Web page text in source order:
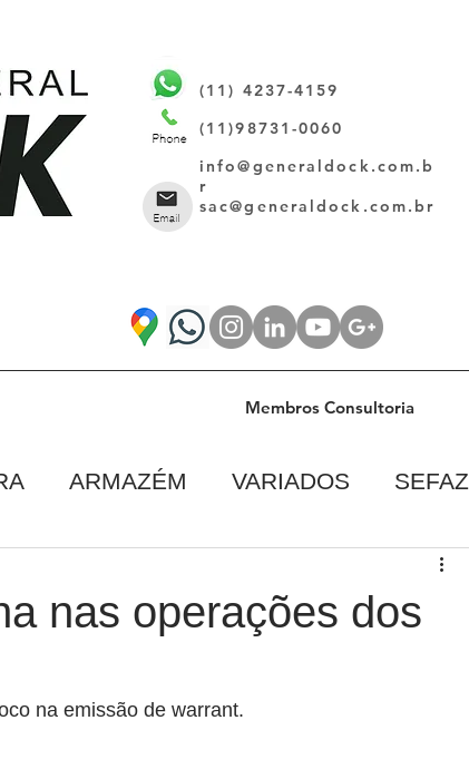
(11) 4237-4159
(11)98731-0060
info@generaldock.com.b
r
sac@generaldock.com.br
Membros Consultoria
ARMAZÉM VARIADOS SEFAZ
nas operações dos
na emissão de warrant.